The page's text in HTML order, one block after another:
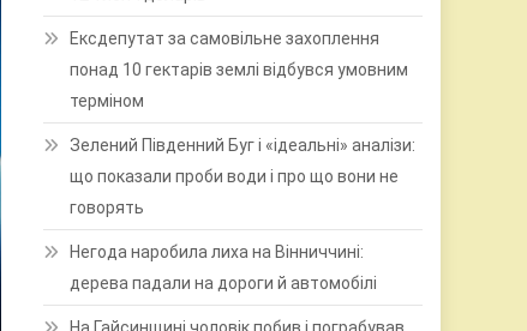
Ексдепутат за самовільне захоплення
понад 10 гектарів землі відбувся умовним
терміном
Зелений Південний Буг і «ідеальні» аналізи:
що показали проби води і про що вони не
говорять
Негода наробила лиха на Вінниччині:
дерева падали на дороги й автомобілі